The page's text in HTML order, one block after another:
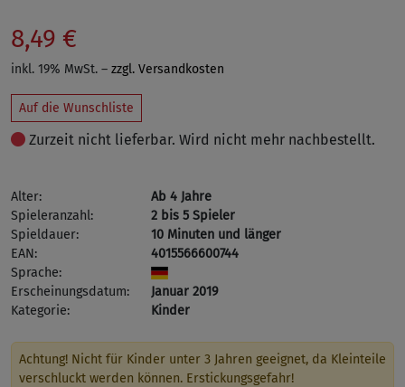
8,49 €
inkl. 19% MwSt. – zzgl. Versandkosten
Auf die Wunschliste
Zurzeit nicht lieferbar. Wird nicht mehr nachbestellt.
Alter:
Ab 4 Jahre
Spieleranzahl:
2 bis 5 Spieler
Spieldauer:
10 Minuten und länger
EAN:
4015566600744
Sprache:
Erscheinungsdatum:
Januar 2019
Kategorie:
Kinder
Achtung! Nicht für Kinder unter 3 Jahren geeignet, da Kleinteile
verschluckt werden können. Erstickungsgefahr!